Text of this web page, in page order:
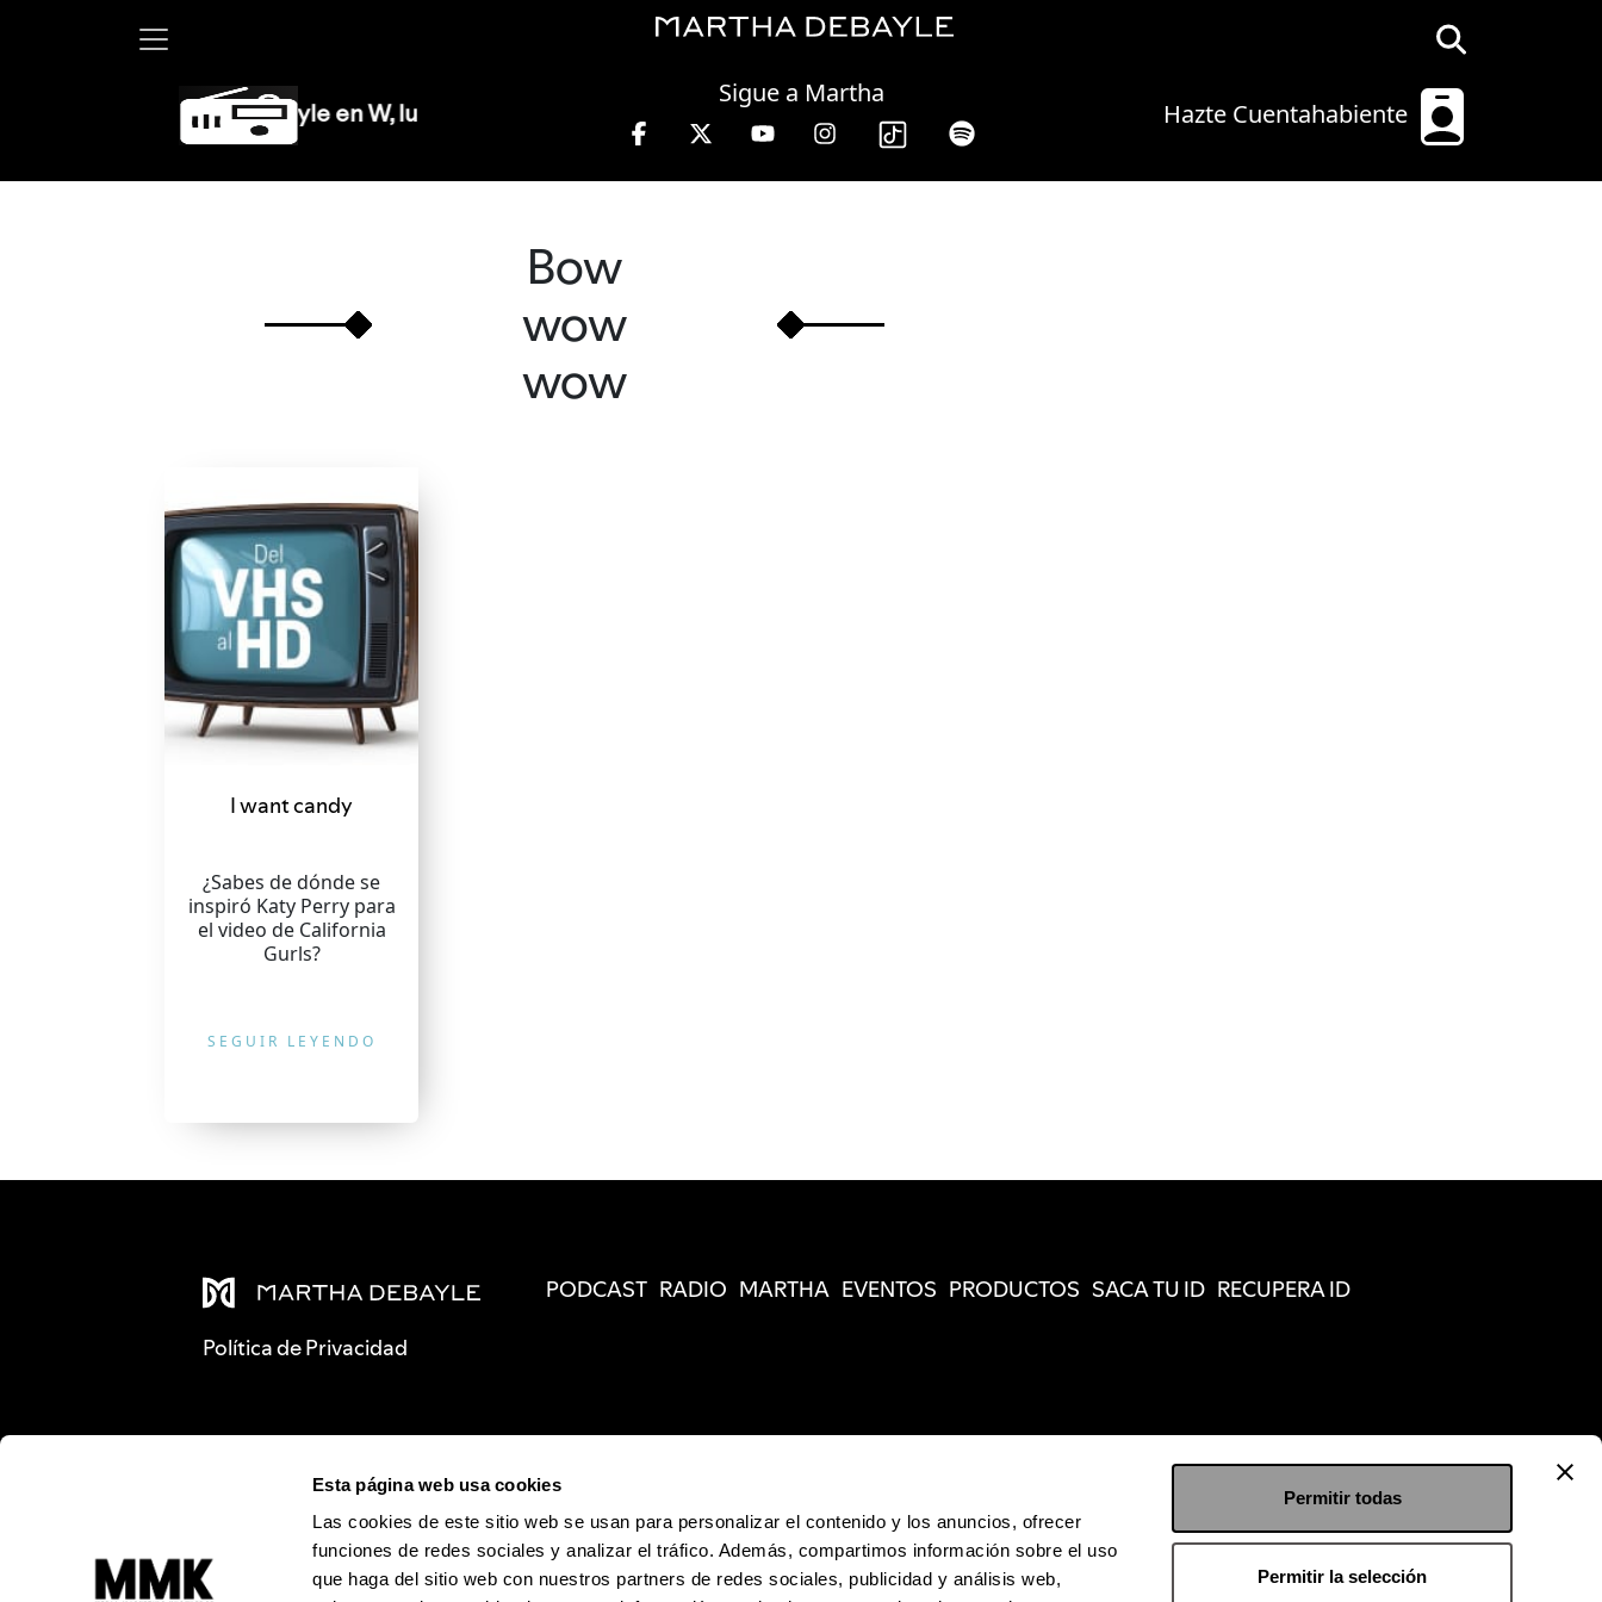
Esta página web usa cookies
Las cookies de este sitio web se usan para personalizar el contenido y los anuncios, ofrecer
funciones de redes sociales y analizar el tráfico. Además, compartimos información sobre el uso
que haga del sitio web con nuestros partners de redes sociales, publicidad y análisis web,
Permitir todas
Permitir la selección
Hazte Cuentahabiente
Sigue a Martha
Martha Debayle en W, lunes a viernes de 10 a 13 hrs.
Bow
wow
wow
I want candy
¿Sabes de dónde se
inspiró Katy Perry para
el video de California
Gurls?
SEGUIR LEYENDO
Política de Privacidad
PODCAST RADIO MARTHA EVENTOS PRODUCTOS SACA TU ID RECUPERA ID